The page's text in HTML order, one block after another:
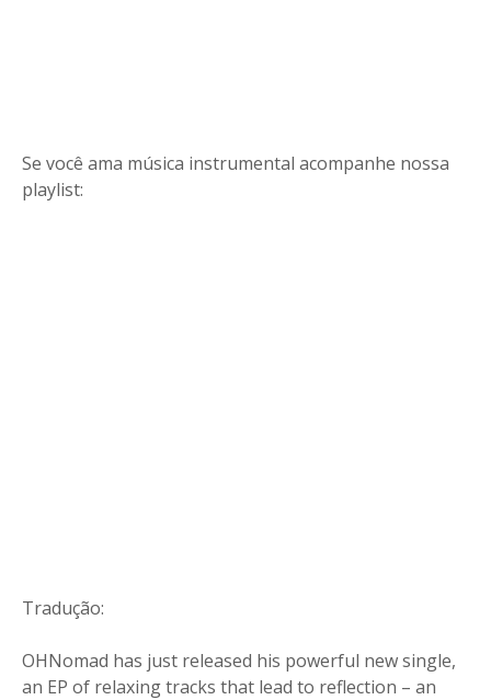
Se você ama música instrumental acompanhe nossa
playlist:
Tradução:
OHNomad has just released his powerful new single,
an EP of relaxing tracks that lead to reflection – an